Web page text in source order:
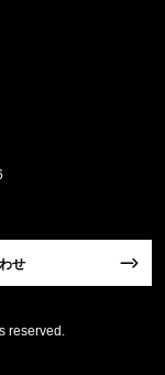
せ
reserved.